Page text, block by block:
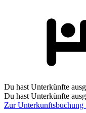
Du hast Unterkünfte
Du hast Unterkünfte
Zur Unterkunftsbuchung